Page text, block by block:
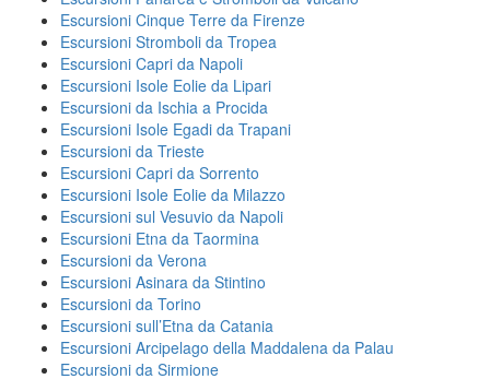
Escursioni Cinque Terre da Firenze
Escursioni Stromboli da Tropea
Escursioni Capri da Napoli
Escursioni Isole Eolie da Lipari
Escursioni da Ischia a Procida
Escursioni Isole Egadi da Trapani
Escursioni da Trieste
Escursioni Capri da Sorrento
Escursioni Isole Eolie da Milazzo
Escursioni sul Vesuvio da Napoli
Escursioni Etna da Taormina
Escursioni da Verona
Escursioni Asinara da Stintino
Escursioni da Torino
Escursioni sull’Etna da Catania
Escursioni Arcipelago della Maddalena da Palau
Escursioni da Sirmione